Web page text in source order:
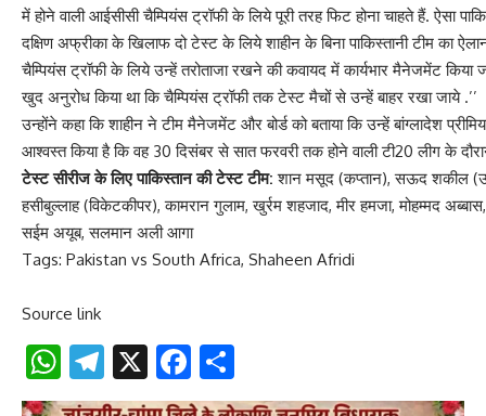
में होने वाली आईसीसी चैम्पियंस ट्रॉफी के लिये पूरी तरह फिट होना चाहते हैं. ऐसा
दक्षिण अफ्रीका के खिलाफ दो टेस्ट के लिये शाहीन के बिना पाकिस्तानी टीम का
चैम्पियंस ट्रॉफी के लिये उन्हें तरोताजा रखने की कवायद में कार्यभार मैनेजमेंट
खुद अनुरोध किया था कि चैम्पियंस ट्रॉफी तक टेस्ट मैचों से उन्हें बाहर रखा जाये .’’
उन्होंने कहा कि शाहीन ने टीम मैनेजमेंट और बोर्ड को बताया कि उन्हें बांग्लादेश
आश्वस्त किया है कि वह 30 दिसंबर से सात फरवरी तक होने वाली टी20 लीग के
टेस्ट सीरीज के लिए पाकिस्तान की टेस्ट टीम: शान मसूद (कप्तान), सऊद शकील
हसीबुल्लाह (विकेटकीपर), कामरान गुलाम, खुर्रम शहजाद, मीर हमजा, मोहम्मद
सईम अयूब, सलमान अली आगा
Tags: Pakistan vs South Africa, Shaheen Afridi
Source link
WhatsApp
Telegram
X Facebook